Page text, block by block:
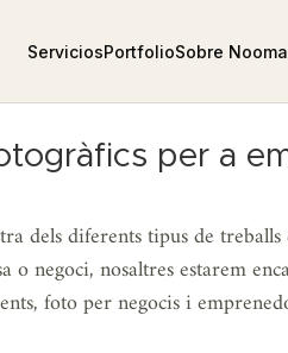
ServiciosPortfolioSobre
per a
dels diferents tipus de
o negoci, nosaltres estarem
foto per negocis i